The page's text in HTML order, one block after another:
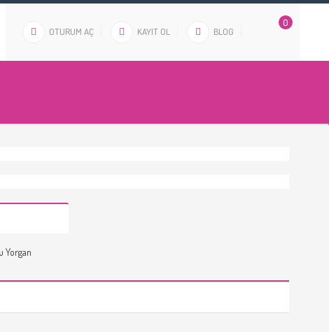
OTURUM AÇ KAYIT OL BLOG
0